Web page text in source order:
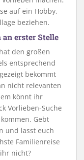
auf ein Hobby,
beziehen.
erster Stelle
den großen
entsprechend
bekommt
nicht relevanten
könnt ihr
Vorlieben-Suche
kommen. Gebt
und lasst euch
Familienreise
nicht?